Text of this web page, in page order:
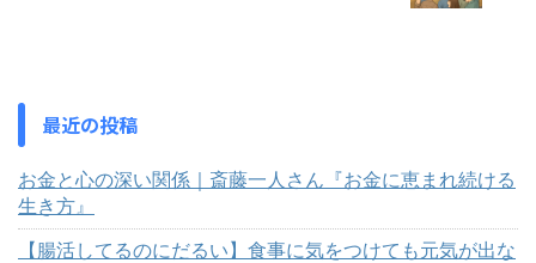
最近の投稿
お金と心の深い関係｜斎藤一人さん『お金に恵まれ続ける
生き方』
【腸活してるのにだるい】食事に気をつけても元気が出な